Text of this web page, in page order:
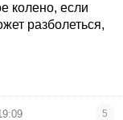
колено, если
разболеться,
5